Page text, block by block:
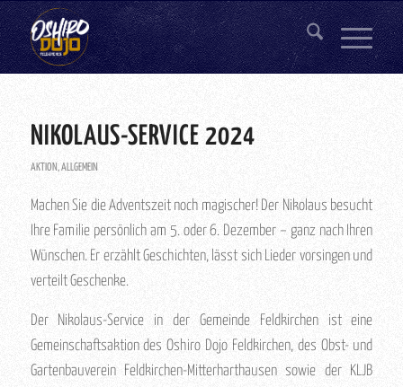
NIKOLAUS-SERVICE 2024
AKTION,ALLGEMEIN
Machen Sie die Adventszeit noch magischer! Der Nikolaus besucht
Ihre Familie persönlich am 5. oder 6. Dezember – ganz nach Ihren
Wünschen. Er erzählt Geschichten, lässt sich Lieder vorsingen und
verteilt Geschenke.
Der Nikolaus-Service in der Gemeinde Feldkirchen ist eine
Gemeinschaftsaktion des Oshiro Dojo Feldkirchen, des Obst- und
Gartenbauverein Feldkirchen-Mitterharthausen sowie der KLJB